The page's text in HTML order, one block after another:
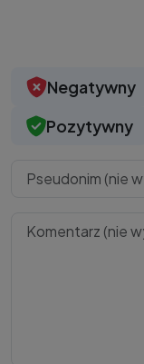
Negatywny
Pozytywny